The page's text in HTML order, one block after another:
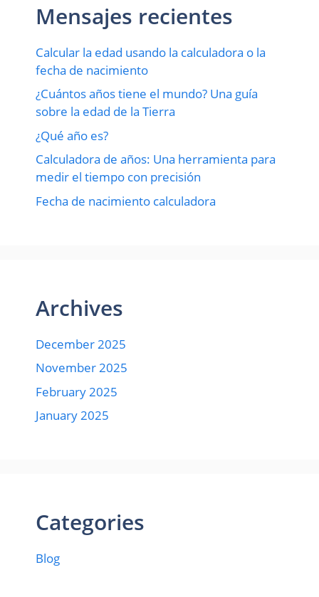
Mensajes recientes
Calcular la edad usando la calculadora o la
fecha de nacimiento
¿Cuántos años tiene el mundo? Una guía
sobre la edad de la Tierra
¿Qué año es?
Calculadora de años: Una herramienta para
medir el tiempo con precisión
Fecha de nacimiento calculadora
Archives
December 2025
November 2025
February 2025
January 2025
Categories
Blog